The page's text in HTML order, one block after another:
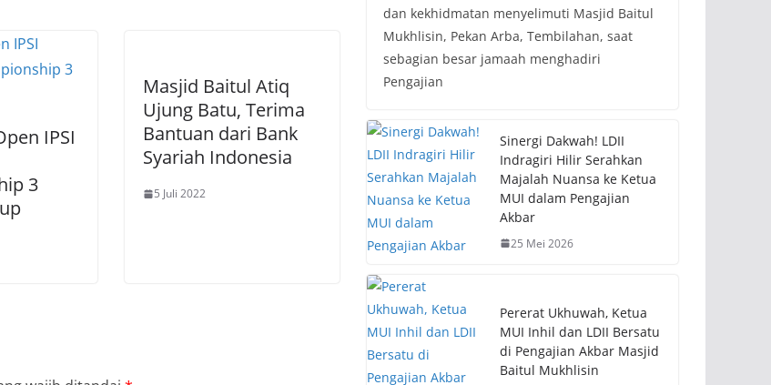
IPSI
3
Masjid Baitul Atiq
Ujung Batu, Terima
Bantuan dari Bank
Syariah Indonesia
5 Juli 2022
dan kekhidmatan menyelimuti Masjid Baitul
Mukhlisin, Pekan Arba, Tembilahan, saat
sebagian besar jamaah menghadiri
Pengajian
Sinergi Dakwah! LDII
Indragiri Hilir Serahkan
Majalah Nuansa ke Ketua
MUI dalam Pengajian
Akbar
25 Mei 2026
Pererat Ukhuwah, Ketua
MUI Inhil dan LDII Bersatu
di Pengajian Akbar Masjid
Baitul Mukhlisin